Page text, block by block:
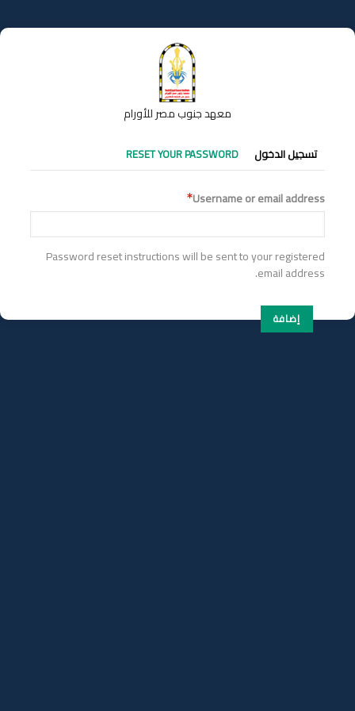
إلى
المحتوى
معهد جنوب مصر للأورام
التبويبات
الأساسية
تسجيل الدخول RESET YOUR PASSWORD
Username or email address
Password reset instructions will be sent to your registered
email address.